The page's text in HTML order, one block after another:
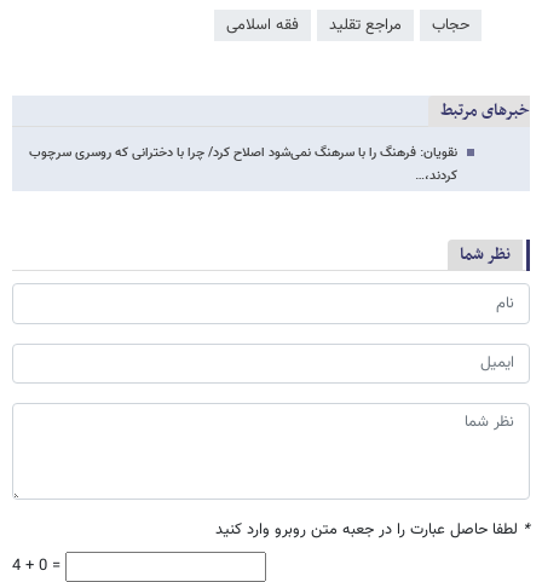
حجاب مراجع تقلید فقه اسلامی
خبرهای مرتبط
نقویان: فرهنگ را با سرهنگ نمی‌شود اصلاح کرد/ چرا با دخترانی که روسری سرچوب
کردند،…
نظر شما
* لطفا حاصل عبارت را در جعبه متن روبرو وارد کنید
4 + 0 =